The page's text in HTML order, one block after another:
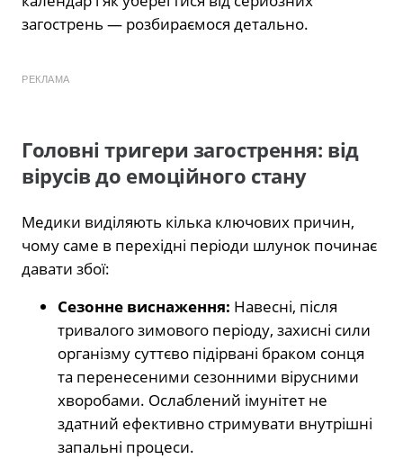
загострень — розбираємося детально.
РЕКЛАМА
Головні тригери загострення: від
вірусів до емоційного стану
Медики виділяють кілька ключових причин,
чому саме в перехідні періоди шлунок починає
давати збої:
Сезонне виснаження: Навесні, після
тривалого зимового періоду, захисні сили
організму суттєво підірвані браком сонця
та перенесеними сезонними вірусними
хворобами. Ослаблений імунітет не
здатний ефективно стримувати внутрішні
запальні процеси.